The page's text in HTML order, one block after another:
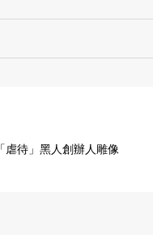
虐待」黑人創辦人雕像